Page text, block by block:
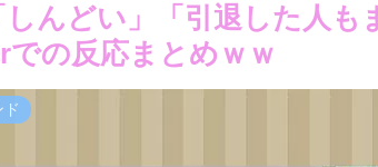
しんどい」「引退した人
の反応まとめｗｗ